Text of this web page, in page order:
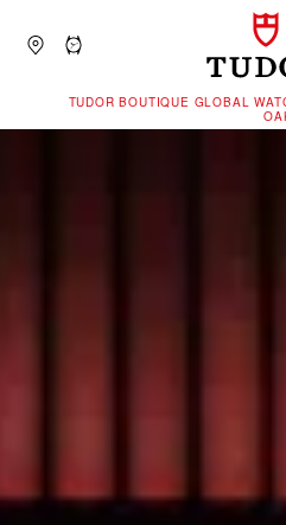
‭TUDOR BOUTIQUE GLOBAL